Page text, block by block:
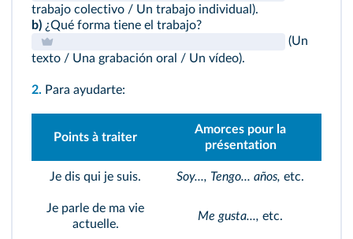
trabajo colectivo / Un trabajo individual).
b) ¿Qué forma tiene el trabajo?
(Un
texto / Una grabación oral / Un vídeo).
2. Para ayudarte:
Points à traiter
Amorces pour la
présentation
Je dis qui je suis. Soy..., Tengo... años, etc.
Je parle de ma vie
actuelle.
Me gusta..., etc.